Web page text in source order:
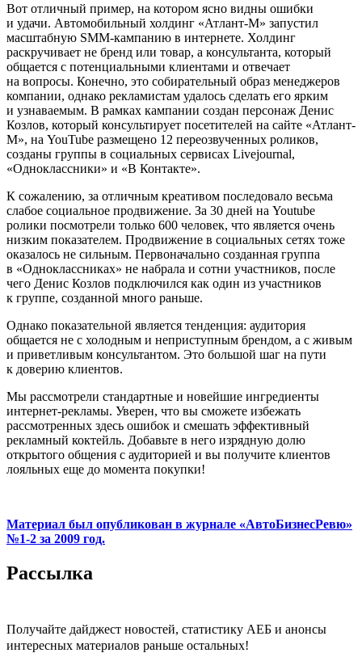
Вот отличный пример, на котором ясно видны ошибки
и удачи. Автомобильный холдинг «Атлант-М» запустил
масштабную SMM-кампанию в интернете. Холдинг
раскручивает не бренд или товар, а консультанта, который
общается с потенциальными клиентами и отвечает
на вопросы. Конечно, это собирательный образ менеджеров
компании, однако рекламистам удалось сделать его ярким
и узнаваемым. В рамках кампании создан персонаж Денис
Козлов, который консультирует посетителей на сайте «Атлант-
М», на YouTube размещено 12 переозвученных роликов,
созданы группы в социальных сервисах Livejournal,
«Одноклассники» и «В Контакте».
К сожалению, за отличным креативом последовало весьма
слабое социальное продвижение. За 30 дней на Youtube
ролики посмотрели только 600 человек, что является очень
низким показателем. Продвижение в социальных сетях тоже
оказалось не сильным. Первоначально созданная группа
в «Одноклассниках» не набрала и сотни участников, после
чего Денис Козлов подключился как один из участников
к группе, созданной много раньше.
Однако показательной является тенденция: аудитория
общается не с холодным и неприступным брендом, а с живым
и приветливым консультантом. Это большой шаг на пути
к доверию клиентов.
Мы рассмотрели стандартные и новейшие ингредиенты
интернет-рекламы. Уверен, что вы сможете избежать
рассмотренных здесь ошибок и смешать эффективный
рекламный коктейль. Добавьте в него изрядную долю
открытого общения с аудиторией и вы получите клиентов
лояльных еще до момента покупки!
Материал был опубликован в журнале «АвтоБизнесРевю»
№1-2 за 2009 год.
Рассылка
Получайте дайджест новостей, статистику АЕБ и анонсы
интересных материалов раньше остальных!